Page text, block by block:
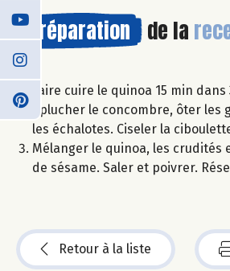
Préparation de la
Faire cuire le quinoa 15 min
Éplucher le concombre, ôter
les échalotes. Ciseler la
Mélanger le quinoa, les crudités
de sésame. Saler et poivrer.
Retour à la liste